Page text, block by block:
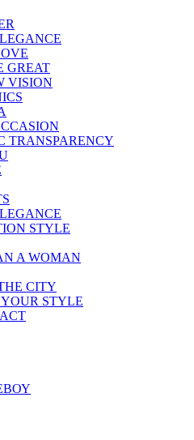
GREAT
VISION
TRANSPARENCY
STYLE
A WOMAN
CITY
STYLE